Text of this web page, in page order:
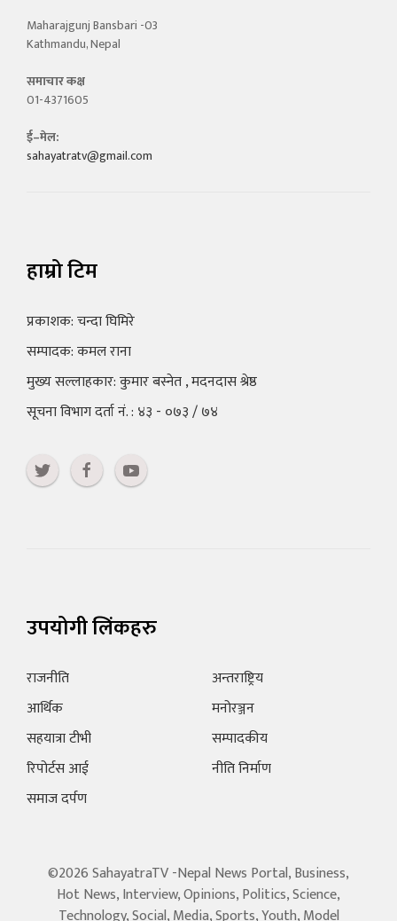
Maharajgunj Bansbari -03
Kathmandu, Nepal
समाचार कक्ष
01-4371605
ई–मेल:
sahayatratv@gmail.com
हाम्रो टिम
प्रकाशक: चन्दा घिमिरे
सम्पादक: कमल राना
मुख्य सल्लाहकार: कुमार बस्नेत , मदनदास श्रेष्ठ
सूचना विभाग दर्ता नं. : ४३ - ०७३ / ७४
उपयोगी लिंकहरु
राजनीति
आर्थिक
सहयात्रा टीभी
रिपोर्टस आई
समाज दर्पण
अन्तराष्ट्रिय
मनोरञ्जन
सम्पादकीय
नीति निर्माण
©2026 SahayatraTV -Nepal News Portal, Business,
Hot News, Interview, Opinions, Politics, Science,